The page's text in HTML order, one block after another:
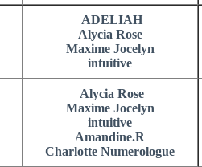
ADELIAH
Alycia Rose
Maxime Jocelyn
intuitive
Alycia Rose
Maxime Jocelyn
intuitive
Amandine.R
Charlotte Numerologue